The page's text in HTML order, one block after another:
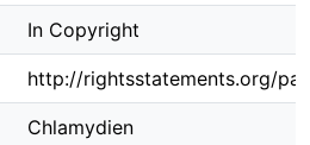
In Copyright
http://rightsstatements.org/
Chlamydien